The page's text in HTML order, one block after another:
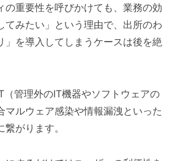
の重要性を呼びかけても、業務の効
てみたい」という理由で、出所のわ
」を導入してしまうケースは後を絶
（管理外のIT機器やソフトウェアの
マルウェア感染や情報漏洩といった
がります。